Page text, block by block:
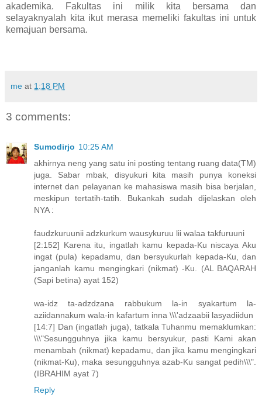
akademika. Fakultas ini milik kita bersama dan
selayaknyalah kita ikut merasa memeliki fakultas ini untuk
kemajuan bersama.
me at 1:18 PM
3 comments:
Sumodirjo 10:25 AM
akhirnya neng yang satu ini posting tentang ruang data(TM)
juga. Sabar mbak, disyukuri kita masih punya koneksi
internet dan pelayanan ke mahasiswa masih bisa berjalan,
meskipun tertatih-tatih. Bukankah sudah dijelaskan oleh
NYA :
faudzkuruunii adzkurkum wausykuruu lii walaa takfuruuni
[2:152] Karena itu, ingatlah kamu kepada-Ku niscaya Aku
ingat (pula) kepadamu, dan bersyukurlah kepada-Ku, dan
janganlah kamu mengingkari (nikmat) -Ku. (AL BAQARAH
(Sapi betina) ayat 152)
wa-idz ta-adzdzana rabbukum la-in syakartum la-
aziidannakum wala-in kafartum inna \\\'adzaabii lasyadiidun
[14:7] Dan (ingatlah juga), tatkala Tuhanmu memaklumkan:
\\\"Sesungguhnya jika kamu bersyukur, pasti Kami akan
menambah (nikmat) kepadamu, dan jika kamu mengingkari
(nikmat-Ku), maka sesungguhnya azab-Ku sangat pedih\\\".
(IBRAHIM ayat 7)
Reply